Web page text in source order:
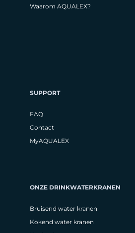
Waarom AQUALEX?
SUPPORT
FAQ
Contact
MyAQUALEX
ONZE DRINKWATERKRANEN
Bruisend water kranen
Kokend water kranen